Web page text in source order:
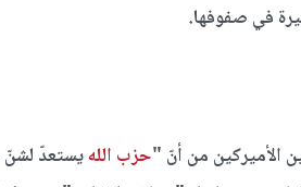
في صفوفها.
الأميركين من أنّ "حزب اللهيستعدّ